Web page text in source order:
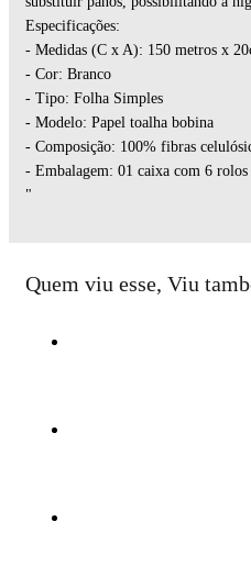
Especificações:
- Medidas (C x A): 150 metros x
- Cor: Branco
- Tipo: Folha Simples
- Modelo: Papel toalha bobina
- Composição: 100% fibras
- Embalagem: 01 caixa com 6 rolos
"
Quem viu esse, Viu